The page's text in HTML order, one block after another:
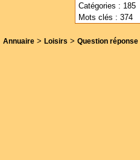
Catégories : 185
Mots clés : 374
Annuaire > Loisirs > Question réponse